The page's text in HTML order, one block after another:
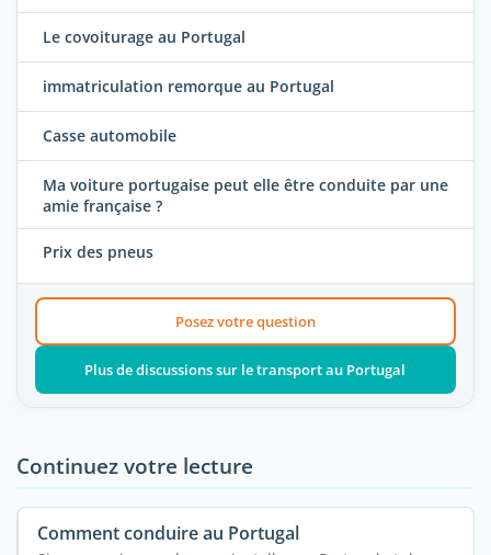
Le covoiturage au Portugal
immatriculation remorque au Portugal
Casse automobile
Ma voiture portugaise peut elle être conduite par une
amie française ?
Prix des pneus
Posez votre question
Plus de discussions sur le transport au Portugal
Continuez votre lecture
Comment conduire au Portugal